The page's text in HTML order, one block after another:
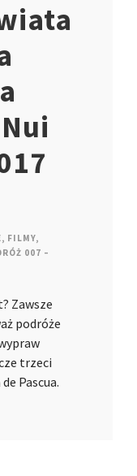
, FILMY,
007 –
Zawsze
podróże
trzeci
Pascua.